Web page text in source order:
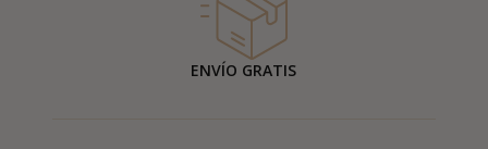
ENVÍO GRATIS